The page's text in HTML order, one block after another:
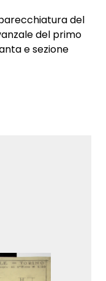
del
del primo
e sezione